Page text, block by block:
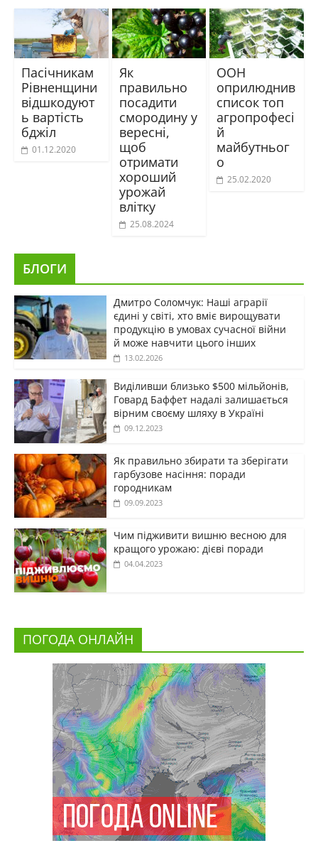
Пасічникам
Рівненщини
відшкодуют
ь вартість
бджіл
01.12.2020
Як
правильно
посадити
смородину у
вересні,
щоб
отримати
хороший
урожай
влітку
25.08.2024
ООН
оприлюднив
список топ
агропрофесі
й
майбутньог
о
25.02.2020
БЛОГИ
Дмитро Соломчук: Наші аграрії
єдині у світі, хто вміє вирощувати
продукцію в умовах сучасної війни
й може навчити цього інших
13.02.2026
Виділивши близько $500 мільйонів,
Говард Баффет надалі залишається
вірним своєму шляху в Україні
09.12.2023
Як правильно збирати та зберігати
гарбузове насіння: поради
городникам
09.09.2023
Чим підживити вишню весною для
кращого урожаю: дієві поради
04.04.2023
ПОГОДА ОНЛАЙН